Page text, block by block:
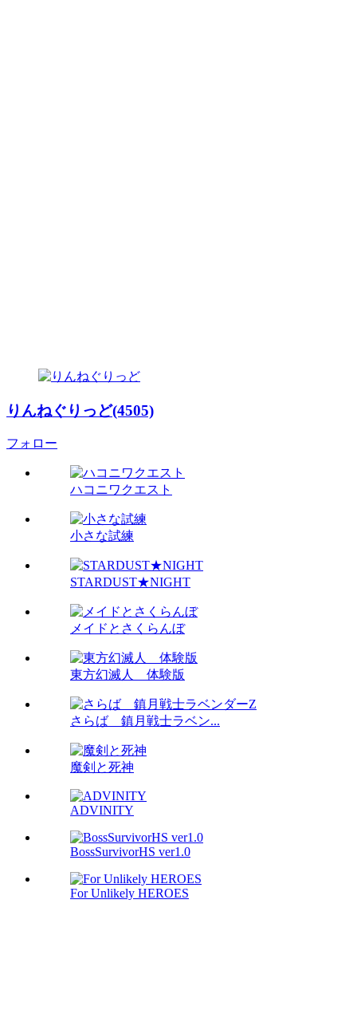
りんねぐりっど(4505)
フォロー
ハコニワクエスト
小さな試練
STARDUST★NIGHT
メイドとさくらんぼ
東方幻滅人 体験版
さらば 鎮月戦士ラベン...
魔剣と死神
ADVINITY
BossSurvivorHS ver1.0
For Unlikely HEROES